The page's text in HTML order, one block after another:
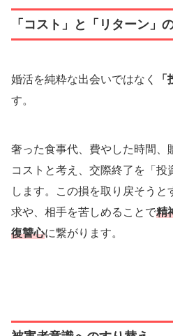
「コスト」と「リターン」
婚活を純粋な出会いではなく
す。
奢った食事代、費やした時間、
コストと考え、交際終了を「投
します。この損を取り戻そう
求や、相手を苦しめることで精
復讐心に繋がります。